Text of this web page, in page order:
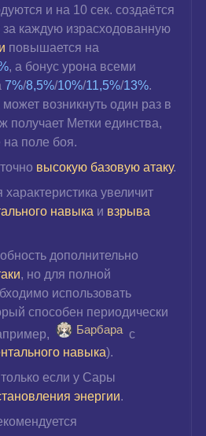
и на 10 сек. создаётся
каждую израсходованную
повышается на
, а бонус урона всеми
7%/8,5%/10%/11,5%/13%.
возникнуть один раз в
получает Метки единства,
поле боя.
высокую базовую атаку.
увеличит
навыка и взрыва
дополнительно
, но для полной
использовать
способен периодически
Барбара с
навыка).
если у Сары
энергии.